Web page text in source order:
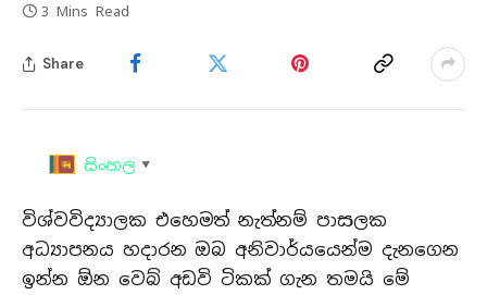
3 Mins Read
Share
සිංහල ▼
විශ්වවිද්‍යාලක එහෙමත් නැත්නම් පාසලක
අධ්‍යාපනය හදාරන ඔබ අනිවාර්යයෙන්ම දැනගෙන
ඉන්න ඕන වෙබ් අඩවි ටිකක් ගැන තමයි මේ